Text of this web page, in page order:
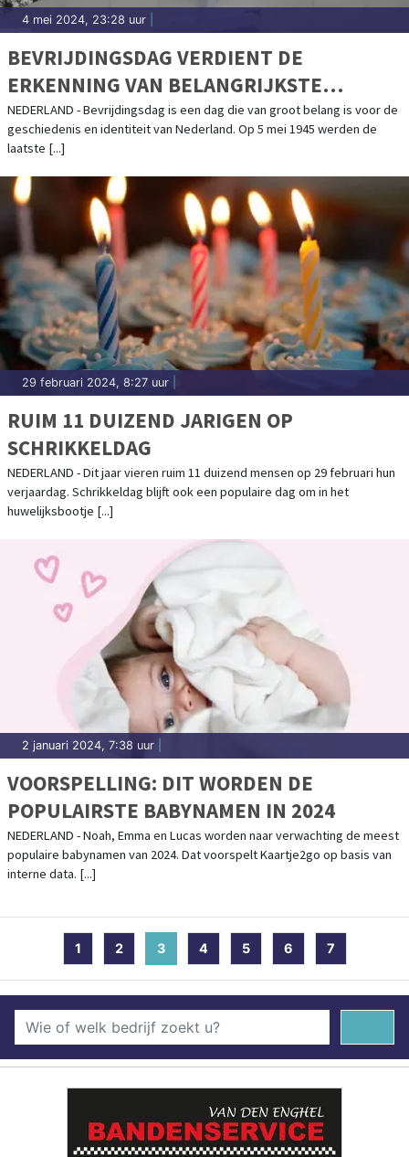
4 mei 2024, 23:28 uur
BEVRIJDINGSDAG VERDIENT DE
ERKENNING VAN BELANGRIJKSTE
FEESTDAG VAN HET JAAR
NEDERLAND - Bevrijdingsdag is een dag die van groot belang is voor de
geschiedenis en identiteit van Nederland. Op 5 mei 1945 werden de
laatste [...]
29 februari 2024, 8:27 uur
RUIM 11 DUIZEND JARIGEN OP
SCHRIKKELDAG
NEDERLAND - Dit jaar vieren ruim 11 duizend mensen op 29 februari hun
verjaardag. Schrikkeldag blijft ook een populaire dag om in het
huwelijksbootje [...]
2 januari 2024, 7:38 uur
VOORSPELLING: DIT WORDEN DE
POPULAIRSTE BABYNAMEN IN 2024
NEDERLAND - Noah, Emma en Lucas worden naar verwachting de meest
populaire babynamen van 2024. Dat voorspelt Kaartje2go op basis van
interne data. [...]
1 2 3(current)
4 5 6 7